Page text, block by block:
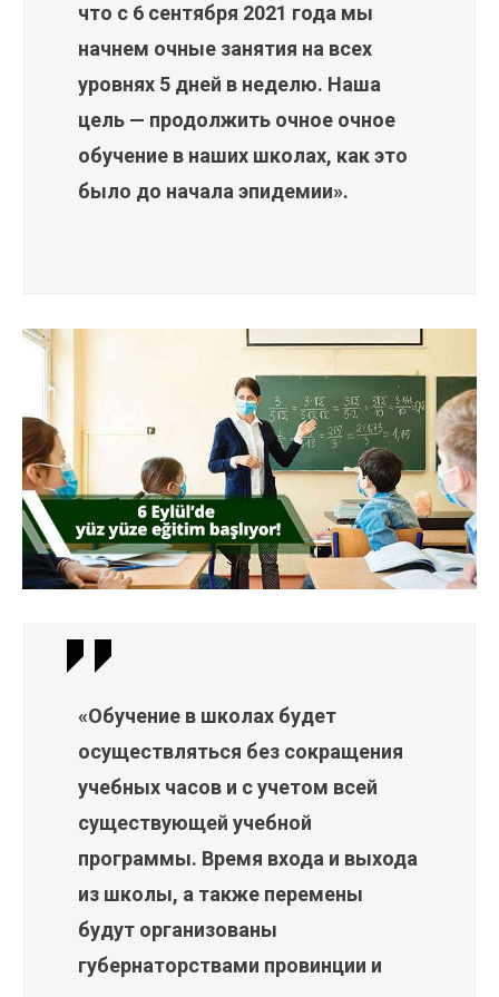
что с 6 сентября 2021 года мы
начнем очные занятия на всех
уровнях 5 дней в неделю. Наша
цель — продолжить очное очное
обучение в наших школах, как это
было до начала эпидемии».
«Обучение в школах будет
осуществляться без сокращения
учебных часов и с учетом всей
существующей учебной
программы. Время входа и выхода
из школы, а также перемены
будут организованы
губернаторствами провинции и